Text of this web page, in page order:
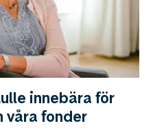
innebära för
våra fonder